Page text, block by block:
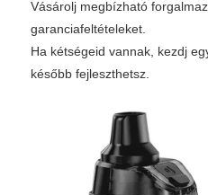
Vásárolj megbízható
garanciafeltételeket.
Ha kétségeid vannak, kezdj
később fejleszthetsz.